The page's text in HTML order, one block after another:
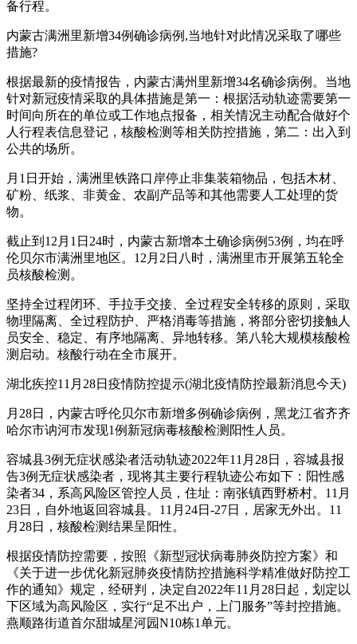
备行程。
内蒙古满洲里新增34例确诊病例,当地针对此情况采取了哪些
措施?
根据最新的疫情报告，内蒙古满州里新增34名确诊病例。当地
针对新冠疫情采取的具体措施是第一：根据活动轨迹需要第一
时间向所在的单位或工作地点报备，相关情况主动配合做好个
人行程表信息登记，核酸检测等相关防控措施，第二：出入到
公共的场所。
月1日开始，满洲里铁路口岸停止非集装箱物品，包括木材、
矿粉、纸浆、非黄金、农副产品等和其他需要人工处理的货
物。
截止到12月1日24时，内蒙古新增本土确诊病例53例，均在呼
伦贝尔市满洲里地区。12月2日八时，满洲里市开展第五轮全
员核酸检测。
坚持全过程闭环、手拉手交接、全过程安全转移的原则，采取
物理隔离、全过程防护、严格消毒等措施，将部分密切接触人
员安全、稳定、有序地隔离、异地转移。第八轮大规模核酸检
测启动。核酸行动在全市展开。
湖北疾控11月28日疫情防控提示(湖北疫情防控最新消息今天)
月28日，内蒙古呼伦贝尔市新增多例确诊病例，黑龙江省齐齐
哈尔市讷河市发现1例新冠病毒核酸检测阳性人员。
容城县3例无症状感染者活动轨迹2022年11月28日，容城县报
告3例无症状感染者，现将其主要行程轨迹公布如下：阳性感
染者34，系高风险区管控人员，住址：南张镇西野桥村。11月
23日，自外地返回容城县。11月24日-27日，居家无外出。11
月28日，核酸检测结果呈阳性。
根据疫情防控需要，按照《新型冠状病毒肺炎防控方案》和
《关于进一步优化新冠肺炎疫情防控措施科学精准做好防控工
作的通知》规定，经研判，决定自2022年11月28日起，划定以
下区域为高风险区，实行“足不出户，上门服务”等封控措施。
燕顺路街道首尔甜城星河园N10栋1单元。